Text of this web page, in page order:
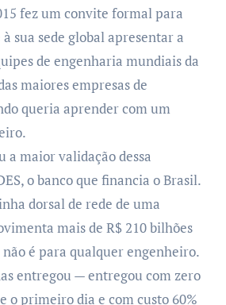
fez um convite formal para
sua sede global apresentar a
de engenharia mundiais da
maiores empresas de
queria aprender com um
a maior validação dessa
o banco que financia o Brasil.
dorsal de rede de uma
mais de R$ 210 bilhões
é para qualquer engenheiro.
entregou — entregou com zero
o primeiro dia e com custo 60%